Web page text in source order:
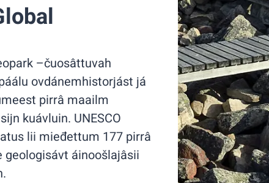
–čuosâttuvah
ovdánemhistorjást já
pirrâ maailm
kuávluin. UNESCO
lii mieđettum 177 pirrâ
áinoošlajâsii